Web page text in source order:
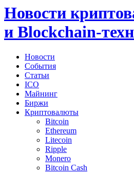
Новости
и Blockchain-
Новости
События
Статьи
ICO
Майнинг
Биржи
Криптовалюты
Bitcoin
Ethereum
Litecoin
Ripple
Monero
Bitcoin Cash